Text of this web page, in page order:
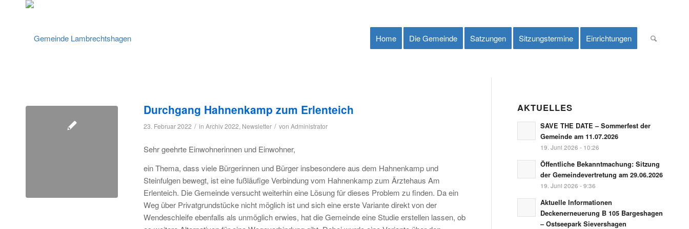
Home Die Gemeinde Satzungen Sitzungstermine Einrichtungen
Durchgang Hahnenkamp zum Erlenteich
23. Februar 2022 / in Archiv 2022, Newsletter / von Administrator
Sehr geehrte Einwohnerinnen und Einwohner,
ein Thema, dass viele Bürgerinnen und Bürger insbesondere aus dem Hahnenkamp und
Steinfulgen bewegt, ist eine fußläufige Verbindung vom Hahnenkamp zum Ärztehaus Am
Erlenteich. Die Gemeinde versucht weiterhin eine Lösung für dieses Problem zu finden. Da ein
Weg über Privatgrundstücke nicht möglich ist und sich eine erste Variante direkt von der
Wendeschleife ebenfalls als unmöglich erwies, hat die Gemeinde eine Studie erstellen lassen, ob
AKTUELLES
SAVE THE DATE – Sommerfest der
Gemeinde am 11.07.2026
19. Juni 2026 - 10:26
Öffentliche Bekanntmachung: Sitzung
der Gemeindevertretung am 29.06.2026
19. Juni 2026 - 9:36
Aktuelle Informationen
Deckenerneuerung B 105 Bargeshagen
– Ostseepark Sievershagen